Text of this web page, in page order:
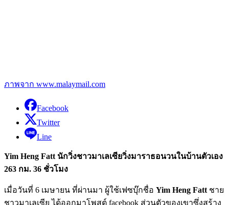
ภาพจาก www.malaymail.com
Facebook
Twitter
Line
Yim Heng Fatt นักวิ่งชาวมาเลเซียวิ่งมาราธอนวนในบ้านตัวเอง
263 กม. 36 ชั่วโมง
เมื่อวันที่ 6 เมษายน ที่ผ่านมา ผู้ใช้เฟซบุ๊กชื่อ Yim Heng Fatt ชาย
ชาวมาเลเซีย ได้ออกมาโพสต์ facebook ส่วนตัวของเขาซึ่งสร้าง